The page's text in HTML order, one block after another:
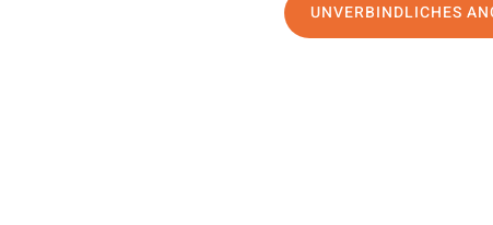
UNVERBINDLICHES